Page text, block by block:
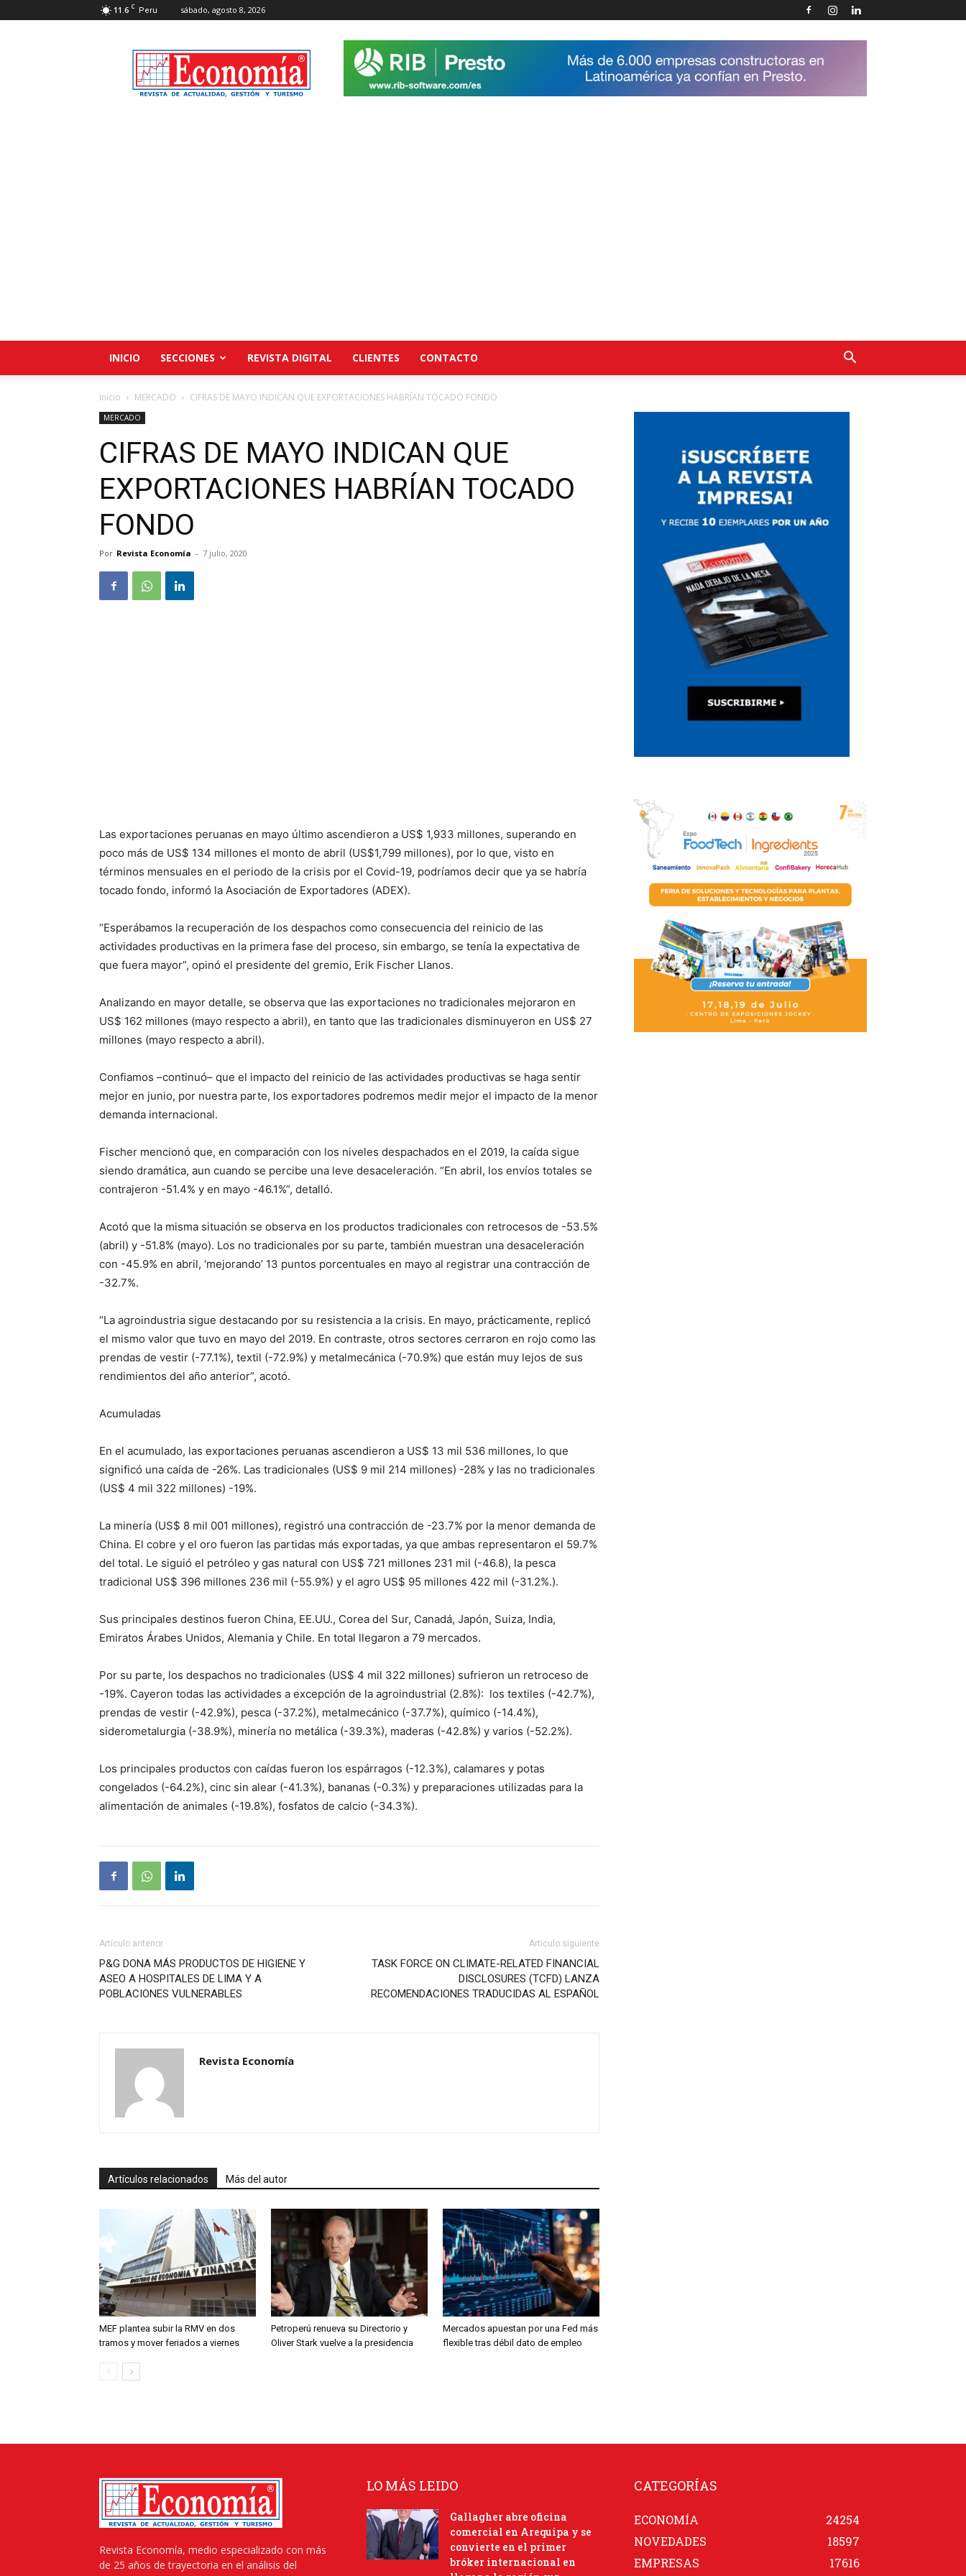
11.6 C Peru sábado, agosto 8, 2026
Revista
Economía
INICIO SECCIONES REVISTA DIGITAL CLIENTES CONTACTO
Inicio MERCADO CIFRAS DE MAYO INDICAN QUE EXPORTACIONES HABRÍAN TOCADO FONDO
MERCADO
CIFRAS DE MAYO INDICAN QUE
EXPORTACIONES HABRÍAN TOCADO
FONDO
Por Revista Economía - 7 julio, 2020
Las exportaciones peruanas en mayo último ascendieron a US$ 1,933 millones, superando en
poco más de US$ 134 millones el monto de abril (US$1,799 millones), por lo que, visto en
términos mensuales en el periodo de la crisis por el Covid-19, podríamos decir que ya se habría
tocado fondo, informó la Asociación de Exportadores (ADEX).
“Esperábamos la recuperación de los despachos como consecuencia del reinicio de las
actividades productivas en la primera fase del proceso, sin embargo, se tenía la expectativa de
que fuera mayor”, opinó el presidente del gremio, Erik Fischer Llanos.
Analizando en mayor detalle, se observa que las exportaciones no tradicionales mejoraron en
US$ 162 millones (mayo respecto a abril), en tanto que las tradicionales disminuyeron en US$ 27
millones (mayo respecto a abril).
Confiamos –continuó– que el impacto del reinicio de las actividades productivas se haga sentir
mejor en junio, por nuestra parte, los exportadores podremos medir mejor el impacto de la menor
demanda internacional.
Fischer mencionó que, en comparación con los niveles despachados en el 2019, la caída sigue
siendo dramática, aun cuando se percibe una leve desaceleración. “En abril, los envíos totales se
contrajeron -51.4% y en mayo -46.1%”, detalló.
Acotó que la misma situación se observa en los productos tradicionales con retrocesos de -53.5%
(abril) y -51.8% (mayo). Los no tradicionales por su parte, también muestran una desaceleración
con -45.9% en abril, ‘mejorando’ 13 puntos porcentuales en mayo al registrar una contracción de
-32.7%.
“La agroindustria sigue destacando por su resistencia a la crisis. En mayo, prácticamente, replicó
el mismo valor que tuvo en mayo del 2019. En contraste, otros sectores cerraron en rojo como las
prendas de vestir (-77.1%), textil (-72.9%) y metalmecánica (-70.9%) que están muy lejos de sus
rendimientos del año anterior”, acotó.
Acumuladas
En el acumulado, las exportaciones peruanas ascendieron a US$ 13 mil 536 millones, lo que
significó una caída de -26%. Las tradicionales (US$ 9 mil 214 millones) -28% y las no tradicionales
(US$ 4 mil 322 millones) -19%.
La minería (US$ 8 mil 001 millones), registró una contracción de -23.7% por la menor demanda de
China. El cobre y el oro fueron las partidas más exportadas, ya que ambas representaron el 59.7%
del total. Le siguió el petróleo y gas natural con US$ 721 millones 231 mil (-46.8), la pesca
tradicional US$ 396 millones 236 mil (-55.9%) y el agro US$ 95 millones 422 mil (-31.2%.).
Sus principales destinos fueron China, EE.UU., Corea del Sur, Canadá, Japón, Suiza, India,
Emiratos Árabes Unidos, Alemania y Chile. En total llegaron a 79 mercados.
Por su parte, los despachos no tradicionales (US$ 4 mil 322 millones) sufrieron un retroceso de
-19%. Cayeron todas las actividades a excepción de la agroindustrial (2.8%): los textiles (-42.7%),
prendas de vestir (-42.9%), pesca (-37.2%), metalmecánico (-37.7%), químico (-14.4%),
siderometalurgia (-38.9%), minería no metálica (-39.3%), maderas (-42.8%) y varios (-52.2%).
Los principales productos con caídas fueron los espárragos (-12.3%), calamares y potas
congelados (-64.2%), cinc sin alear (-41.3%), bananas (-0.3%) y preparaciones utilizadas para la
alimentación de animales (-19.8%), fosfatos de calcio (-34.3%).
Artículo anterior
P&G DONA MÁS PRODUCTOS DE HIGIENE Y
ASEO A HOSPITALES DE LIMA Y A
POBLACIONES VULNERABLES
Artículo siguiente
TASK FORCE ON CLIMATE-RELATED FINANCIAL
DISCLOSURES (TCFD) LANZA
RECOMENDACIONES TRADUCIDAS AL ESPAÑOL
Revista Economía
Artículos relacionados Más del autor
MEF plantea subir la RMV en dos
tramos y mover feriados a viernes
Petroperú renueva su Directorio y
Oliver Stark vuelve a la presidencia
Mercados apuestan por una Fed más
flexible tras débil dato de empleo
Revista Economía, medio especializado con más
de 25 años de trayectoria en el análisis del
LO MÁS LEIDO
Gallagher abre oficina
comercial en Arequipa y se
convierte en el primer
bróker internacional en
CATEGORÍAS
ECONOMÍA
24254
NOVEDADES
18597
EMPRESAS
17616